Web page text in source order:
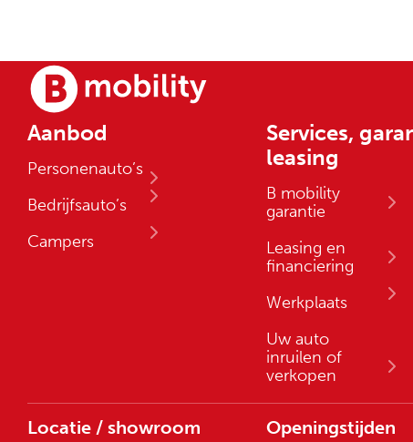
Aanbod
Personenauto’s
Bedrijfsauto’s
Campers
Services,
leasing
B mobility
garantie
Leasing en
financiering
Werkplaats
Uw auto
inruilen of
verkopen
Locatie / showroom Openingstijden